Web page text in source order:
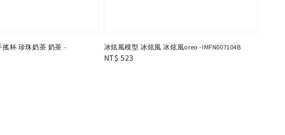
杯 珍珠奶茶 奶茶 -
冰炫風模型 冰炫風 冰炫風oreo -IMFN007104B
Regular
NT$ 523